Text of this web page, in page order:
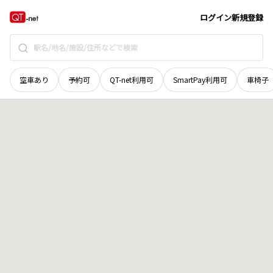
ログイン新規登録
空車あり 予約可 QT-net利用可 SmartPay利用可 車椅子
島根県